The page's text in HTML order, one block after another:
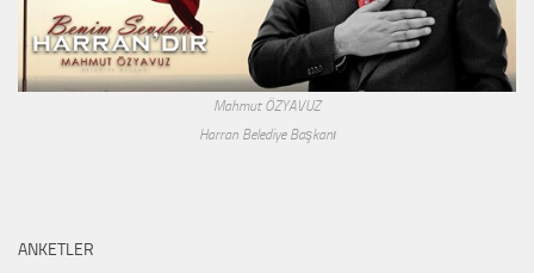
Mahmut ÖZYAVUZ
Harran Belediye Başkanı
ANKETLER